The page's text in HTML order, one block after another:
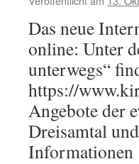
Das neue
online: Unter
unterwegs“
https://
Angebote der
Dreisamtal